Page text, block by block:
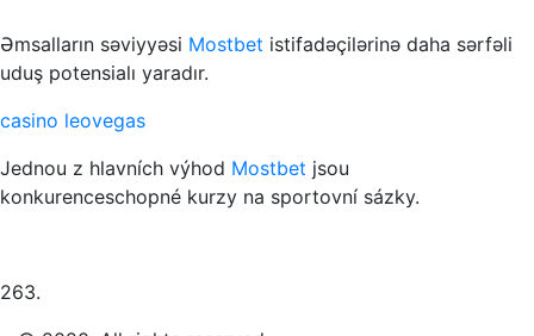
Əmsalların səviyyəsi Mostbet istifadəçilərinə daha sərfəli
uduş potensialı yaradır.
casino leovegas
Jednou z hlavních výhod Mostbet jsou
konkurenceschopné kurzy na sportovní sázky.
263.